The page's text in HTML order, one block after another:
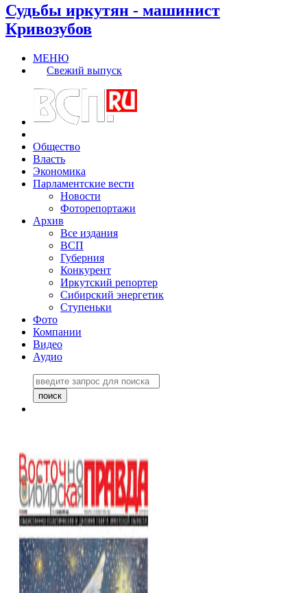
Судьбы иркутян - машинист
Кривозубов
МЕНЮ
Свежий выпуск
Общество
Власть
Экономика
Парламентские вести
Новости
Фоторепортажи
Архив
Все издания
ВСП
Губерния
Конкурент
Иркутский репортер
Сибирский энергетик
Ступеньки
Фото
Компании
Видео
Аудио